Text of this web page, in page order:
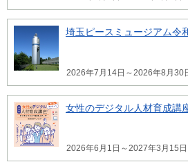
埼玉ピースミュージアム令
2026年7月14日～2026年8月30
女性のデジタル人材育成講
2026年6月1日～2027年3月15日